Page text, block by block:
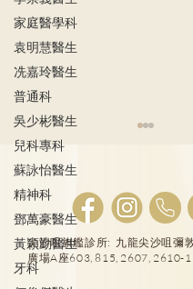
家庭醫學科
袁明慧醫生
冼嘉玲醫生
普通科
吳少彬醫生
兒科專科
蘇詠怡醫生
精神科
鄧萬豪醫生
黃穎勤醫生
牙科
AI輔助乳癌篩查
尖沙咀旗艦診所: 九龍尖沙咀彌
廣場A座603, 815, 2607, 2610-